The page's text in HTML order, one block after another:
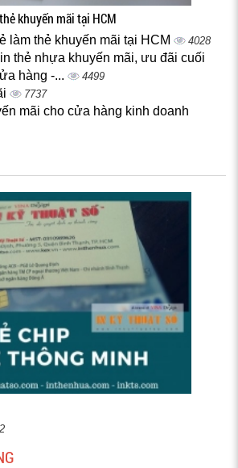
khuyến mãi tại HCM
làm thẻ khuyến mãi tại HCM 4028
in thẻ nhựa khuyến mãi, ưu đãi cuối
hàng -...
4499
7737
mãi cho cửa hàng kinh doanh